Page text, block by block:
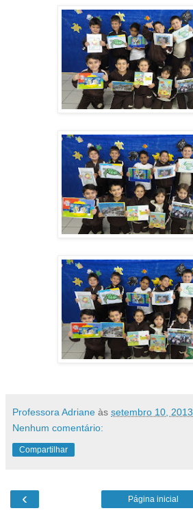
Professora Adriane às setembro 10, 2013
Nenhum comentário:
Compartilhar
‹ Página inicial